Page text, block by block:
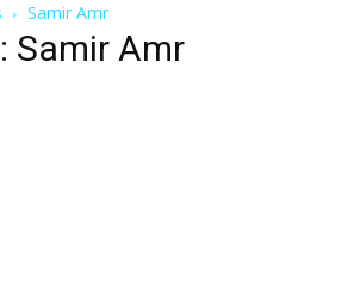
Samir Amr
Samir Amr